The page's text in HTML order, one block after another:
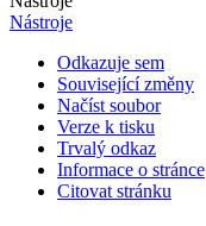
Nástroje
Odkazuje sem
Související změny
Načíst soubor
Verze k tisku
Trvalý odkaz
Informace o stránce
Citovat stránku